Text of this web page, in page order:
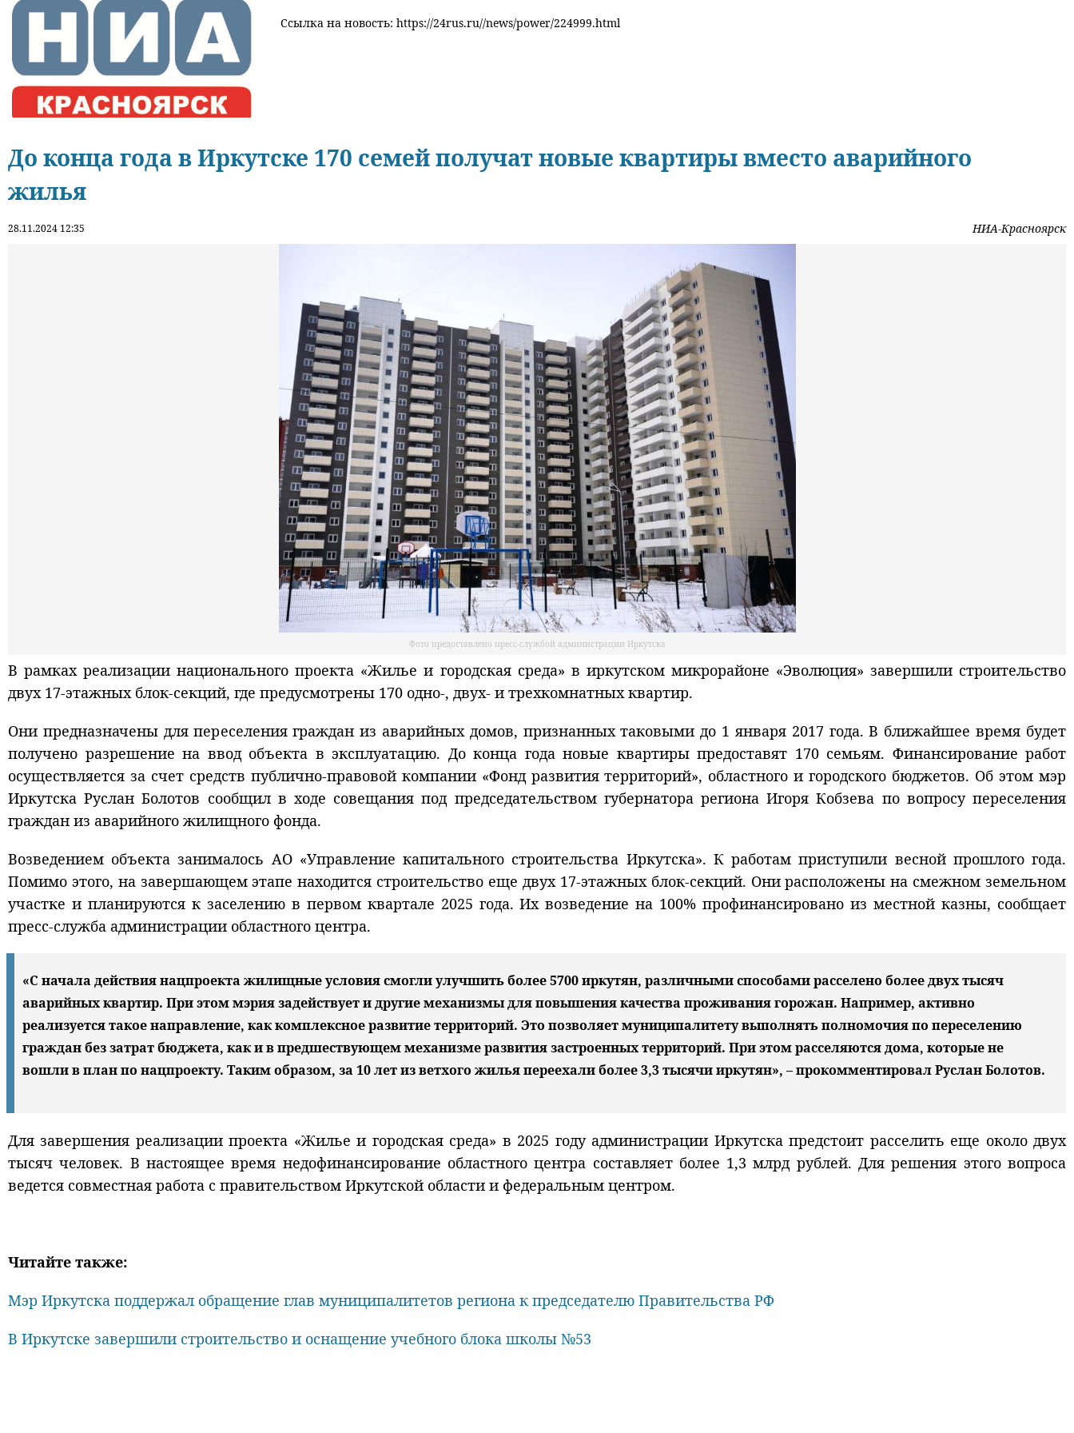
Ссылка на новость: https://24rus.ru//news/power/224999.html
До конца года в Иркутске 170 семей получат новые квартиры вместо аварийного
жилья
28.11.2024 12:35 НИА-Красноярск
Фото предоставлено пресс-службой администрации Иркутска
В рамках реализации национального проекта «Жилье и городская среда» в иркутском микрорайоне «Эволюция» завершили строительство
двух 17-этажных блок-секций, где предусмотрены 170 одно-, двух- и трехкомнатных квартир.
Они предназначены для переселения граждан из аварийных домов, признанных таковыми до 1 января 2017 года. В ближайшее время будет
получено разрешение на ввод объекта в эксплуатацию. До конца года новые квартиры предоставят 170 семьям. Финансирование работ
осуществляется за счет средств публично-правовой компании «Фонд развития территорий», областного и городского бюджетов. Об этом мэр
Иркутска Руслан Болотов сообщил в ходе совещания под председательством губернатора региона Игоря Кобзева по вопросу переселения
граждан из аварийного жилищного фонда.
Возведением объекта занималось АО «Управление капитального строительства Иркутска». К работам приступили весной прошлого года.
Помимо этого, на завершающем этапе находится строительство еще двух 17-этажных блок-секций. Они расположены на смежном земельном
участке и планируются к заселению в первом квартале 2025 года. Их возведение на 100% профинансировано из местной казны, сообщает
пресс-служба администрации областного центра.
«С начала действия нацпроекта жилищные условия смогли улучшить более 5700 иркутян, различными способами расселено более двух тысяч
аварийных квартир. При этом мэрия задействует и другие механизмы для повышения качества проживания горожан. Например, активно
реализуется такое направление, как комплексное развитие территорий. Это позволяет муниципалитету выполнять полномочия по переселению
граждан без затрат бюджета, как и в предшествующем механизме развития застроенных территорий. При этом расселяются дома, которые не
вошли в план по нацпроекту. Таким образом, за 10 лет из ветхого жилья переехали более 3,3 тысячи иркутян», – прокомментировал Руслан Болотов.
Для завершения реализации проекта «Жилье и городская среда» в 2025 году администрации Иркутска предстоит расселить еще около двух
тысяч человек. В настоящее время недофинансирование областного центра составляет более 1,3 млрд рублей. Для решения этого вопроса
ведется совместная работа с правительством Иркутской области и федеральным центром.
Читайте также:
Мэр Иркутска поддержал обращение глав муниципалитетов региона к председателю Правительства РФ
В Иркутске завершили строительство и оснащение учебного блока школы №53